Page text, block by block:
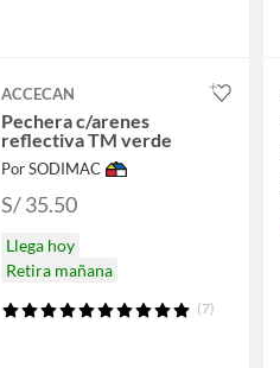
ACCECAN
Pechera c/arenes
reflectiva TM verde
Por SODIMAC
S/ 35.50
Llega hoy
Retira mañana
(7)